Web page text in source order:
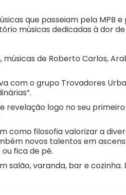
que passeiam pela MPB
músicas dedicadas à dor
de Roberto Carlos,
com o grupo Trovadores
logo no seu primeiro
como filosofia valorizar a
novos talentos em
fica de pé.
varanda, bar e cozinha.